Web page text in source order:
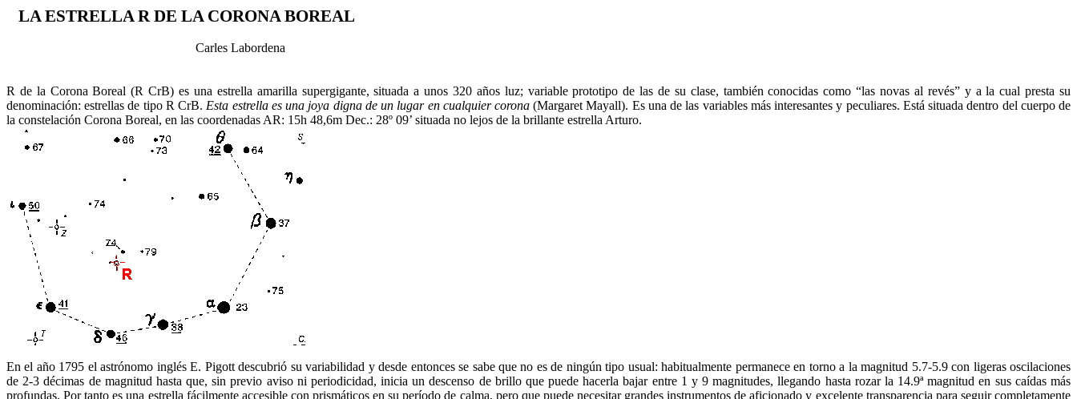
LA ESTRELLA R DE LA CORONA BOREAL
Carles Labordena
R de la Corona Boreal (R CrB) es una estrella amarilla supergigante, situada a unos 320 años luz; variable prototipo de las de su clase, también conocidas como “las novas al revés” y a la cual presta su
denominación: estrellas de tipo R CrB. Esta estrella es una joya digna de un lugar en cualquier corona(Margaret Mayall). Es una de las variables más interesantes y peculiares. Está situada dentro del cuerpo de
la constelación Corona Boreal, en las coordenadas AR: 15h 48,6m Dec.: 28º 09’ situada no lejos de la brillante estrella Arturo.
En el año 1795 el astrónomo inglés E. Pigott descubrió su variabilidad y desde entonces se sabe que no es de ningún tipo usual: habitualmente permanece en torno a la magnitud 5.7-5.9 con ligeras oscilaciones
de 2-3 décimas de magnitud hasta que, sin previo aviso ni periodicidad, inicia un descenso de brillo que puede hacerla bajar entre 1 y 9 magnitudes, llegando hasta rozar la 14.9ª magnitud en sus caídas más
profundas. Por tanto es una estrella fácilmente accesible con prismáticos en su período de calma, pero que puede necesitar grandes instrumentos de aficionado y excelente transparencia para seguir completamente